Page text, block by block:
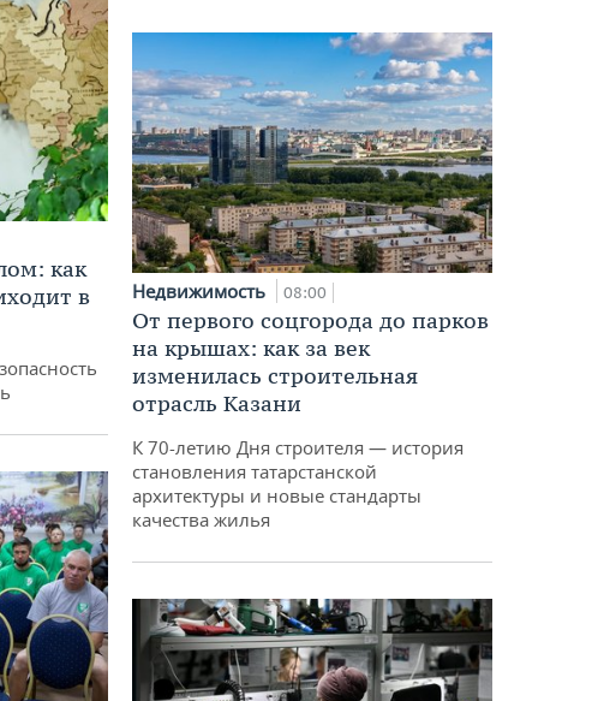
как
в
Недвижимость 08:00
От первого соцгорода до парков
на крышах: как за век
изменилась строительная
отрасль Казани
К 70-летию Дня строителя — история
становления татарстанской
архитектуры и новые стандарты
качества жилья